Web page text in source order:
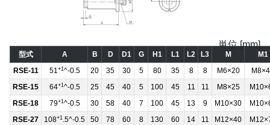
単位 [mm]
型式 A B D D1 G H1 L1 L2 L3 M
M1
RSE-11
51+1^-0.5 20 35 30 5 80 35 8 8 M6×20
RSE-15
64+1^-0.5 25 45 40 5 100 45 11 11 M8×25
RSE-18
79+1^-0.5 30 58 40 7 100 45 13 9 M10×30
RSE-27
108+1 .5^-0.5 50 78 60 8 130 60 14 11 M12×40